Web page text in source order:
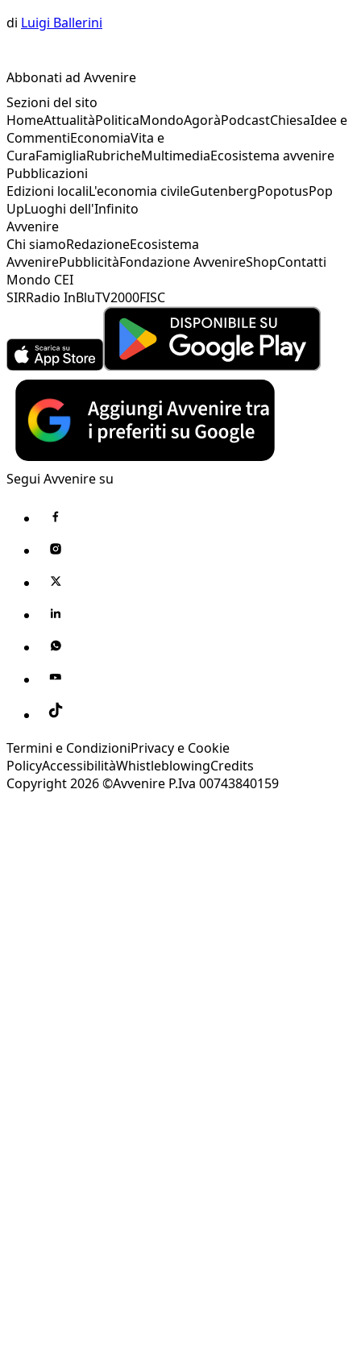
di Luigi Ballerini
Abbonati ad Avvenire
Sezioni del sito
HomeAttualitàPoliticaMondoAgoràPodcastChiesaIdee e
CommentiEconomiaVita e
CuraFamigliaRubricheMultimediaEcosistema avvenire
Pubblicazioni
Edizioni localiL'economia civileGutenbergPopotusPop
UpLuoghi dell'Infinito
Avvenire
Chi siamoRedazioneEcosistema
AvvenirePubblicitàFondazione AvvenireShopContatti
Mondo CEI
SIRRadio InBluTV2000FISC
Segui Avvenire su
Termini e CondizioniPrivacy e Cookie
PolicyAccessibilitàWhistleblowingCredits
Copyright 2026 ©Avvenire P.Iva 00743840159